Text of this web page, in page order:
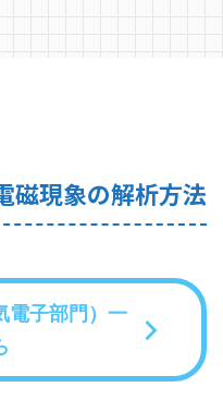
磁現象の解析方法
電子部門）一